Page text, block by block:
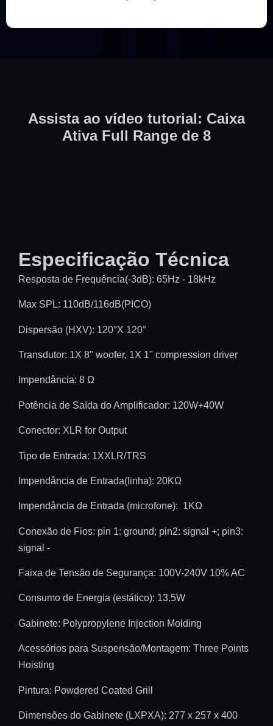
Assista ao vídeo tutorial: Caixa
Ativa Full Range de 8
Especificação Técnica
Resposta de Frequência(-3dB): 65Hz - 18kHz
Max SPL: 110dB/116dB(PICO)
Dispersão (HXV): 120°X 120°
Transdutor: 1X 8" woofer, 1X 1" compression driver
Impendância: 8 Ω
Potência de Saída do Amplificador: 120W+40W
Conector: XLR for Output
Tipo de Entrada: 1XXLR/TRS
Impendância de Entrada(linha): 20ΚΩ
Impendância de Entrada (microfone): 1ΚΩ
Conexão de Fios: pin 1: ground; pin2: signal +; pin3:
signal -
Faixa de Tensão de Segurança: 100V-240V 10% AC
Consumo de Energia (estático): 13.5W
Gabinete: Polypropylene Injection Molding
Acessórios para Suspensão/Montagem: Three Points
Hoisting
Pintura: Powdered Coated Grill
Dimensões do Gabinete (LXPXA): 277 x 257 x 400